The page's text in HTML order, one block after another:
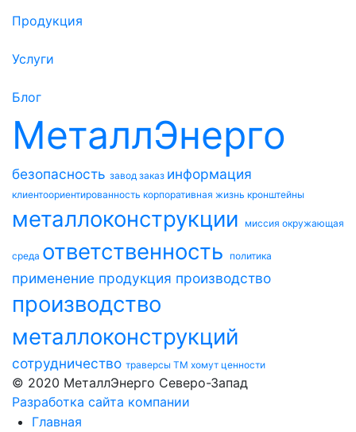
Продукция
Услуги
Блог
МеталлЭнерго
безопасность завод заказ информация
клиентоориентированность корпоративная жизнь кронштейны
металлоконструкции миссия окружающая
среда ответственность политика
применение продукция производство
производство
металлоконструкций
сотрудничество траверсы ТМ хомут ценности
© 2020 МеталлЭнерго Северо-Запад
Разработка сайта компании
Главная